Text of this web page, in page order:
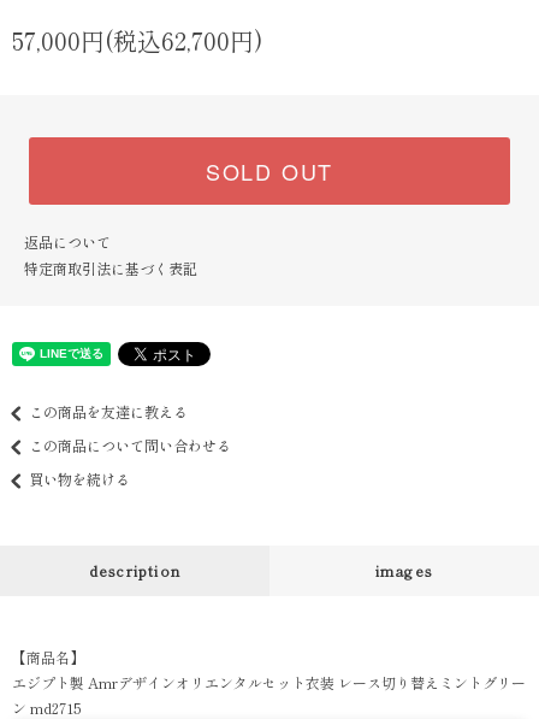
57,000円(税込62,700円)
SOLD OUT
返品について
特定商取引法に基づく表記
この商品を友達に教える
この商品について問い合わせる
買い物を続ける
description images
【商品名】
エジプト製 Amrデザインオリエンタルセット衣装 レース切り替えミントグリー
ン md2715